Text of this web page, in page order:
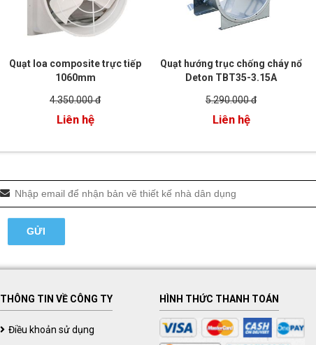
Quạt loa composite trực tiếp
1060mm
4.350.000 đ
Liên hệ
Quạt hướng trục chống cháy nổ
Deton TBT35-3.15A
5.290.000 đ
Liên hệ
THÔNG TIN VỀ CÔNG TY
Điều khoản sử dụng
HÌNH THỨC THANH TOÁN